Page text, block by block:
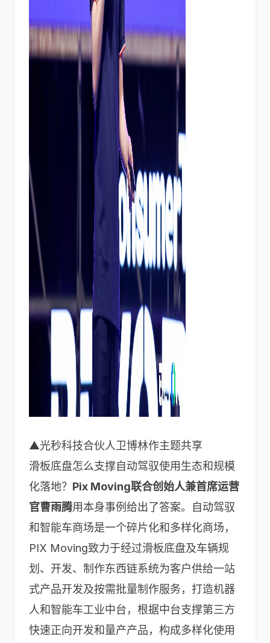
▲光秒科技合伙人卫博林作主题共享
滑板底盘怎么支撑自动驾驭使用生态和规模
化落地？ Pix Moving联合创始人兼首席运营
官曹雨腾用本身事例给出了答案。自动驾驭
和智能车商场是一个碎片化和多样化商场，
PIX Moving致力于经过滑板底盘及车辆规
划、开发、制作东西链系统为客户供给一站
式产品开发及按需批量制作服务，打造机器
人和智能车工业中台，根据中台支撑第三方
快速正向开发和量产产品，构成多样化使用